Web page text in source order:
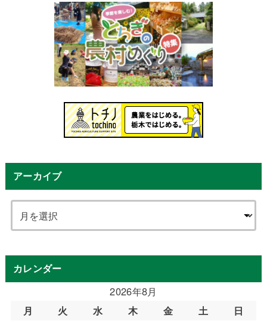
アーカイブ
カレンダー
2026年8月
月
火 水 木 金 土
日